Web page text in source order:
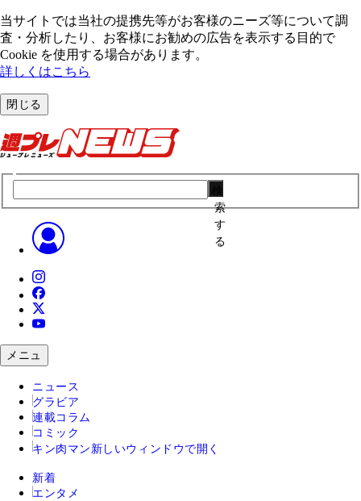
当サイトでは当社の提携先等がお客様のニーズ等について調
査・分析したり、お客様にお勧めの広告を表⽰する⽬的で
Cookie を使⽤する場合があります。
詳しくはこちら
閉じる
索
す
る
メニュ
ニュース
グラビア
連載コラム
コミック
キン肉マン 新しいウィンドウで開く
新着
エンタメ